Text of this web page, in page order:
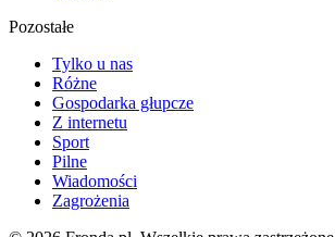
Pozostałe
Tylko u nas
Różne
Gospodarka głupcze
Z internetu
Sport
Pilne
Wiadomości
Zagrożenia